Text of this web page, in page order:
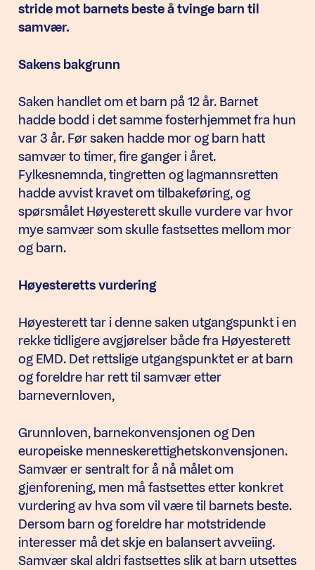
stride mot barnets beste å tvinge barn til
samvær.
Sakens bakgrunn
Saken handlet om et barn på 12 år. Barnet
hadde bodd i det samme fosterhjemmet fra hun
var 3 år. Før saken hadde mor og barn hatt
samvær to timer, fire ganger i året.
Fylkesnemnda, tingretten og lagmannsretten
hadde avvist kravet om tilbakeføring, og
spørsmålet Høyesterett skulle vurdere var hvor
mye samvær som skulle fastsettes mellom mor
og barn.
Høyesteretts vurdering
Høyesterett tar i denne saken utgangspunkt i en
rekke tidligere avgjørelser både fra Høyesterett
og EMD. Det rettslige utgangspunktet er at barn
og foreldre har rett til samvær etter
barnevernloven,
Grunnloven, barnekonvensjonen og Den
europeiske menneskerettighetskonvensjonen.
Samvær er sentralt for å nå målet om
gjenforening, men må fastsettes etter konkret
vurdering av hva som vil være til barnets beste.
Dersom barn og foreldre har motstridende
interesser må det skje en balansert avveiing.
Samvær skal aldri fastsettes slik at barn utsettes